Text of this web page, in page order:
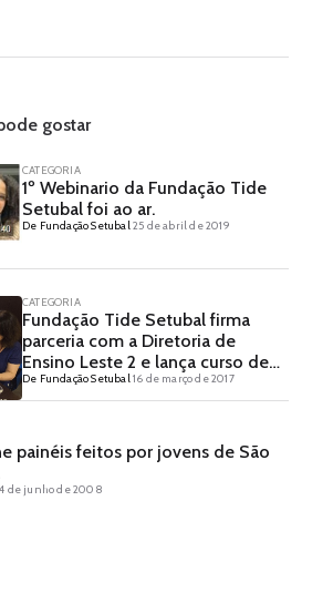
gostar
CATEGORIA
1º Webinario da Fundação Tide
Setubal foi ao ar.
De Fundação Setubal25 de abril de 2019
CATEGORIA
Fundação Tide Setubal firma
parceria com a Diretoria de
Ensino Leste 2 e lança curso de
formação
De Fundação Setubal16 de março de 2017
painéis feitos por jovens de São
de junho de 2008